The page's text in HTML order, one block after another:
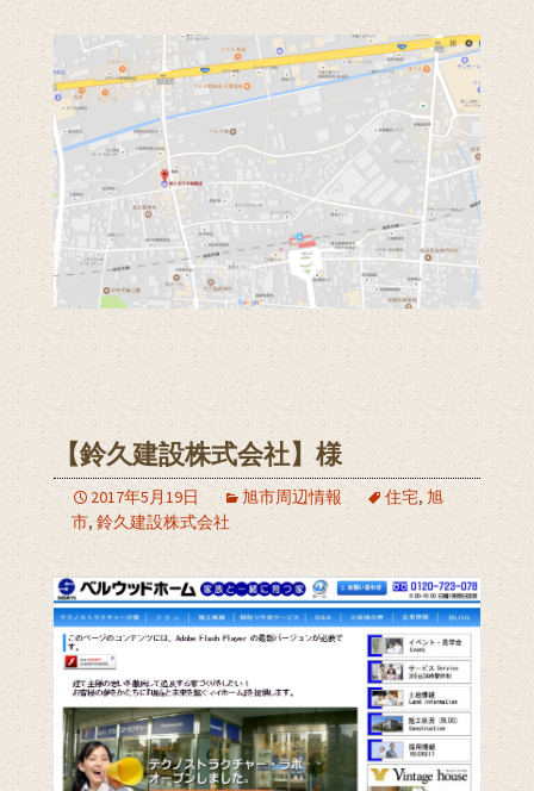
【鈴久建設株式会社】様
2017年5月19日 旭市周辺情報 住宅, 旭
市, 鈴久建設株式会社